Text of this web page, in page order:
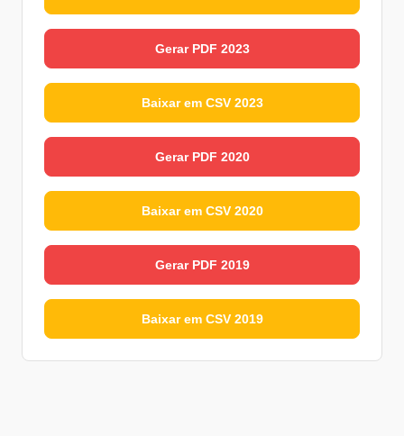
Gerar PDF 2023
Baixar em CSV 2023
Gerar PDF 2020
Baixar em CSV 2020
Gerar PDF 2019
Baixar em CSV 2019